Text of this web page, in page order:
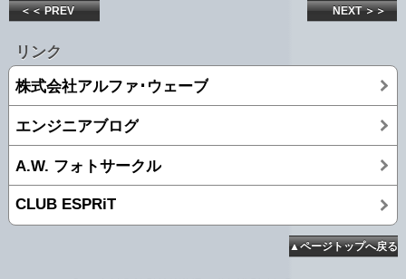
＜＜ PREV NEXT ＞＞
リンク
株式会社アルファ･ウェーブ
エンジニアブログ
A.W. フォトサークル
CLUB ESPRiT
▲ページトップへ戻る